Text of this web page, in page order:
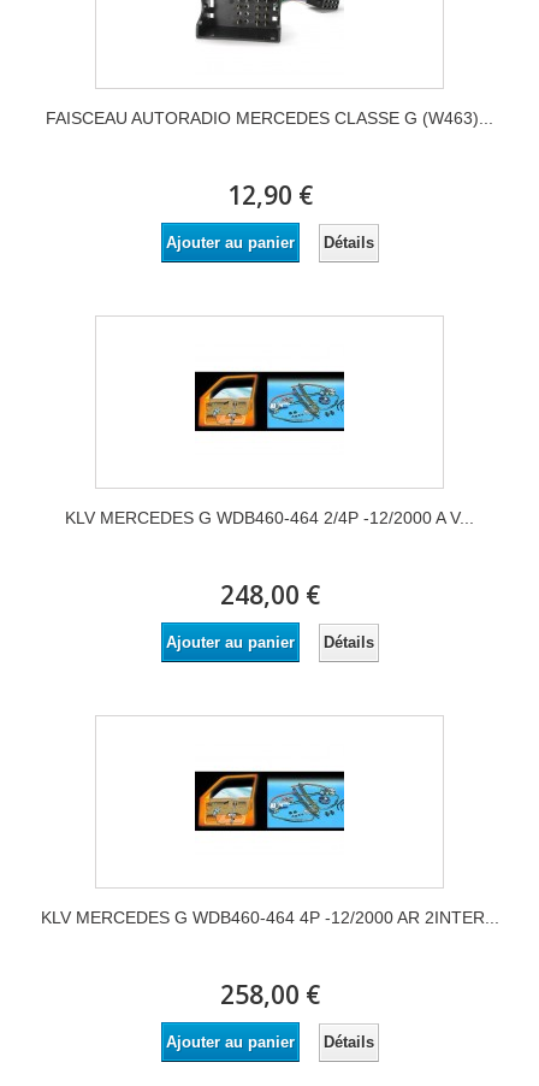
FAISCEAU AUTORADIO MERCEDES CLASSE G (W463)...
12,90 €
Ajouter au panier Détails
KLV MERCEDES G WDB460-464 2/4P -12/2000 A V...
248,00 €
Ajouter au panier Détails
KLV MERCEDES G WDB460-464 4P -12/2000 AR 2INTER...
258,00 €
Ajouter au panier Détails